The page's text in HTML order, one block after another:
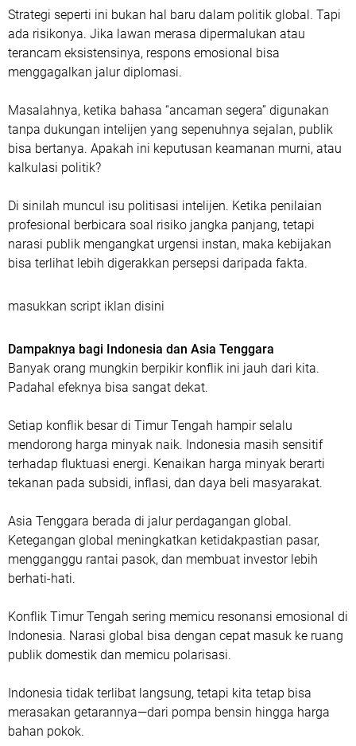
Strategi seperti ini bukan hal baru dalam politik global. Tapi
ada risikonya. Jika lawan merasa dipermalukan atau
terancam eksistensinya, respons emosional bisa
menggagalkan jalur diplomasi.
Masalahnya, ketika bahasa “ancaman segera” digunakan
tanpa dukungan intelijen yang sepenuhnya sejalan, publik
bisa bertanya. Apakah ini keputusan keamanan murni, atau
kalkulasi politik?
Di sinilah muncul isu politisasi intelijen. Ketika penilaian
profesional berbicara soal risiko jangka panjang, tetapi
narasi publik mengangkat urgensi instan, maka kebijakan
bisa terlihat lebih digerakkan persepsi daripada fakta.
masukkan script iklan disini
Dampaknya bagi Indonesia dan Asia Tenggara
Banyak orang mungkin berpikir konflik ini jauh dari kita.
Padahal efeknya bisa sangat dekat.
Setiap konflik besar di Timur Tengah hampir selalu
mendorong harga minyak naik. Indonesia masih sensitif
terhadap fluktuasi energi. Kenaikan harga minyak berarti
tekanan pada subsidi, inflasi, dan daya beli masyarakat.
Asia Tenggara berada di jalur perdagangan global.
Ketegangan global meningkatkan ketidakpastian pasar,
mengganggu rantai pasok, dan membuat investor lebih
berhati-hati.
Konflik Timur Tengah sering memicu resonansi emosional di
Indonesia. Narasi global bisa dengan cepat masuk ke ruang
publik domestik dan memicu polarisasi.
Indonesia tidak terlibat langsung, tetapi kita tetap bisa
merasakan getarannya—dari pompa bensin hingga harga
bahan pokok.